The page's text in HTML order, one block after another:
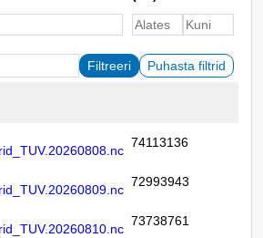
74113136
72993943
73738761